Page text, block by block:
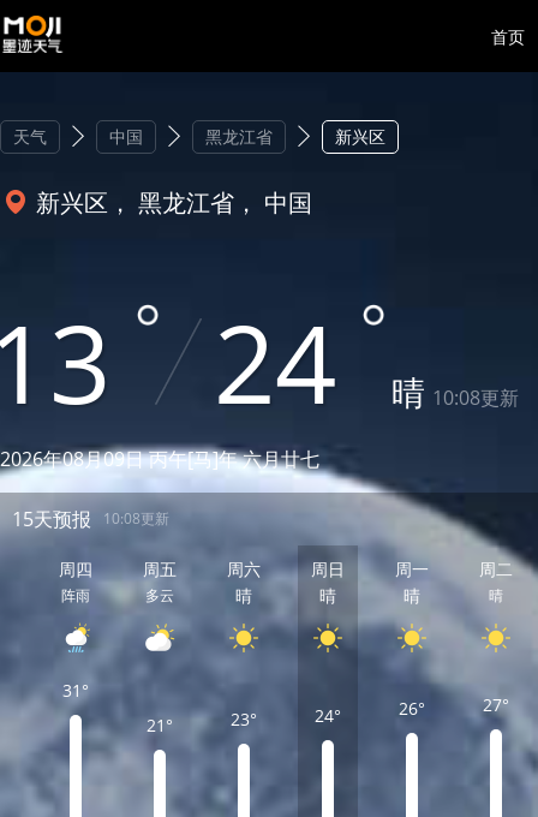
首页
天气 中国 黑龙江省 新兴区
新兴区， 黑龙江省， 中国
24 晴 10:08更新
2026年08月09日 丙午[马]年 六月廿七
15天预报 10:08更新
周四
阵雨
31°
周五
多云
21°
周六
晴
23°
周日
晴
24°
周一
晴
26°
周二
晴
27°